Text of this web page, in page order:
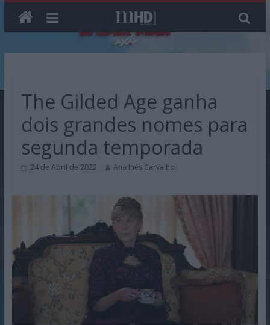
contentThe Gilded Age ganha
dois grandes nomes para
segunda temporada
24 de Abril de 2022 Ana Inês Carvalho